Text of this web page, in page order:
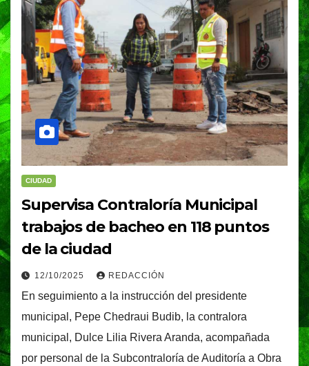
CIUDAD
Supervisa Contraloría Municipal
trabajos de bacheo en 118 puntos
de la ciudad
12/10/2025 REDACCIÓN
En seguimiento a la instrucción del presidente
municipal, Pepe Chedraui Budib, la contralora
municipal, Dulce Lilia Rivera Aranda, acompañada
por personal de la Subcontraloría de Auditoría a Obra